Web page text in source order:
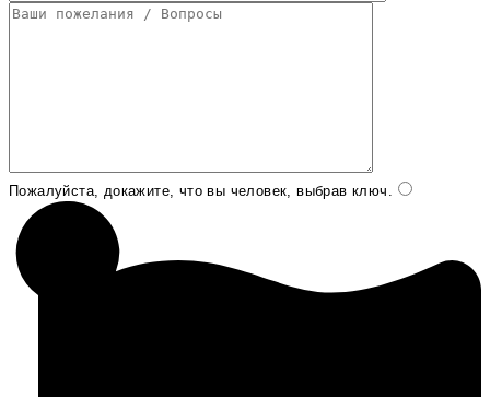
Пожалуйста, докажите, что вы человек, выбрав ключ .